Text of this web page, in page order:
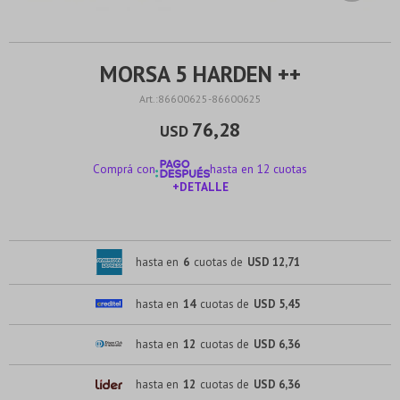
MORSA 5 HARDEN ++
86600625-86600625
USD 76,28
Comprá con
hasta en 12 cuotas
+DETALLE
hasta en 6 cuotas de USD 12,71
hasta en 14 cuotas de USD 5,45
hasta en 12 cuotas de USD 6,36
hasta en 12 cuotas de USD 6,36